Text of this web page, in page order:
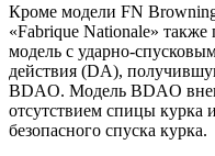
Кроме модели FN
«Fabrique Nationale»
модель с ударно-
действия (DA),
BDAO. Модель BDAO
отсутствием спицы курка
безопасного спуска курка.